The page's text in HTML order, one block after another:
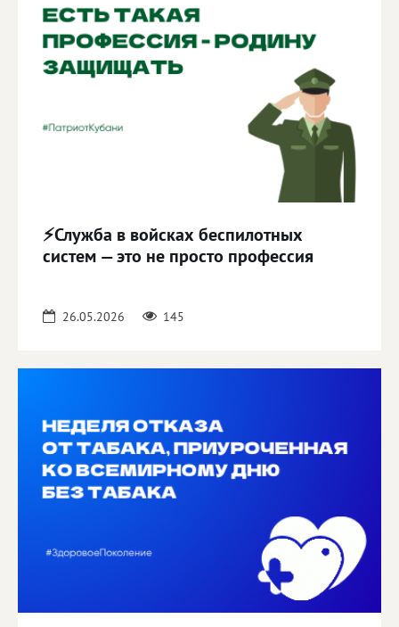
⚡Служба в войсках беспилотных
систем — это не просто профессия
26.05.2026 145